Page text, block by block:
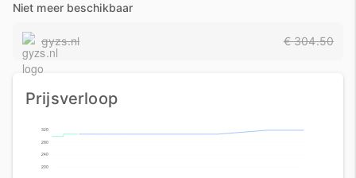
Niet meer beschikbaar
gyzs.nl € 304.50
Prijsverloop
200
240
280
320